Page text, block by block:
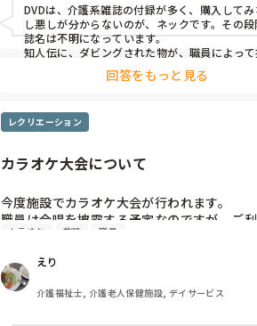
DVDは、介護系雑誌の付録が多く、購入して
し悪しが分からないのが、ネックです。その
誌名は不明になっています。
知人伝に、ダビングされた物が、職員によっ
れますが、出処が不明です。
雑誌の付録で、童謡や唱歌に合わせてゆっく
曲弱ありました。
水戸黄門の「あゝ人生に涙あり」も好みはあ
DVD映像付きの需要が無くなって来ました。
回答をもっと見る
レクリエーション
カラオケ大会について
今度施設でカラオケ大会が行われます。
職員は合唱を披露する予定なのですが、ご
知っている曲で楽しい曲で合唱に合いそう
カラオケ 施設 職員
えり
介護福祉士, 介護老人保健施設, デイサービス